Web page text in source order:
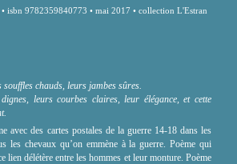
isbn 9782359840773 • mai 2017 • collection L'Estran
chauds, leurs jambes sûres.
leurs courbes claires, leur élégance, et cette
avec des cartes postales de la guerre 14-18 dans les
les chevaux qu’on emmène à la guerre. Poème qui
lien délétère entre les hommes et leur monture. Poème